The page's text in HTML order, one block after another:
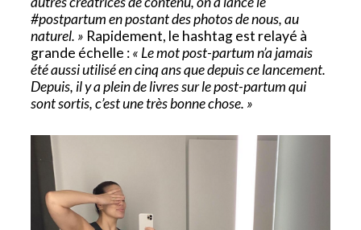
#postpartum en postant des photos de nous, au
naturel. » Rapidement, le hashtag est relayé à
grande échelle :« Le mot post-partum n’a jamais
été aussi utilisé en cinq ans que depuis ce lancement.
Depuis, il y a plein de livres sur le post-partum qui
sont sortis, c’est une très bonne chose. »